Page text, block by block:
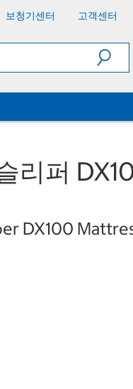
보청기센터 고객센터
리퍼
DX100